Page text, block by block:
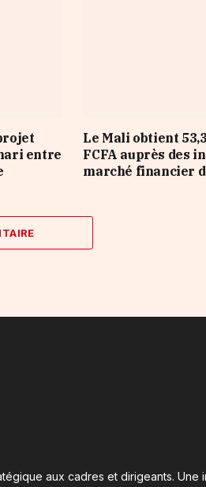
entre
Le Mali obtient
FCFA auprès des
marché financier
aux cadres et dirigeants. Une